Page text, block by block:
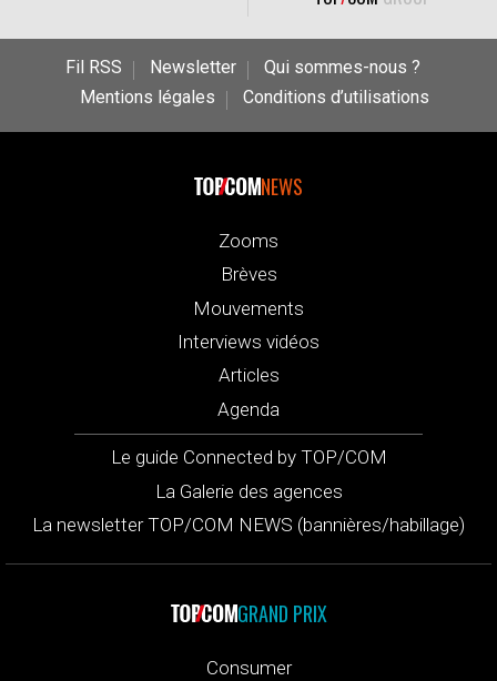
Fil RSS Newsletter
Qui sommes-nous ?
Mentions légales
Conditions d’utilisations
NEWS
Zooms
Brèves
Mouvements
Interviews vidéos
Articles
Agenda
Le guide Connected by TOP/COM
La Galerie des agences
La newsletter TOP/COM NEWS (bannières/habillage)
GRAND PRIX
Consumer